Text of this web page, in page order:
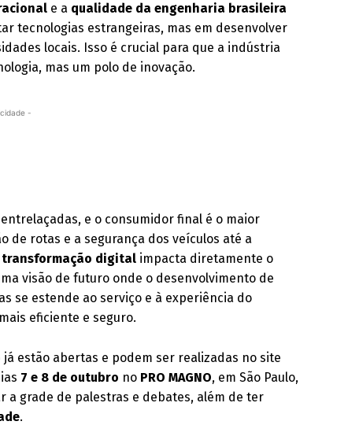
e a qualidade da engenharia brasileira
tecnologias estrangeiras, mas em desenvolver
locais. Isso é crucial para que a indústria
mas um polo de inovação.
-
e o consumidor final é o maior
de rotas e a segurança dos veículos até a
transformação digital impacta diretamente o
visão de futuro onde o desenvolvimento de
se estende ao serviço e à experiência do
eficiente e seguro.
já estão abertas e podem ser realizadas no site
7 e 8 de outubro no PRO MAGNO, em São Paulo,
a grade de palestras e debates, além de ter
.